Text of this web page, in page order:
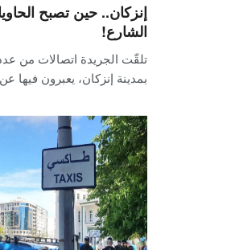
إنزكان.. حين تصبح
الشارع!
تلقّت الجريدة اتصالات من
بمدينة إنزكان، يعبرون فيها